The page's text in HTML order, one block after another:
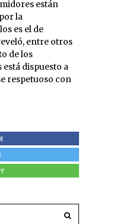
están
la
es el de
entre otros
de los
dispuesto a
respetuoso con